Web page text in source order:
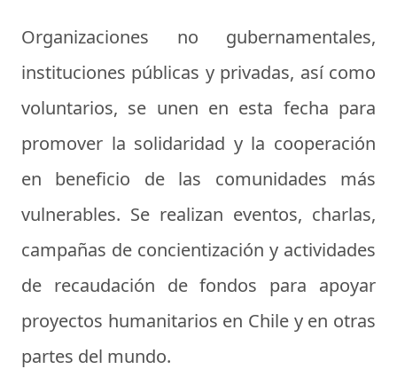
Organizaciones no gubernamentales,
instituciones públicas y privadas, así como
voluntarios, se unen en esta fecha para
promover la solidaridad y la cooperación
en beneficio de las comunidades más
vulnerables. Se realizan eventos, charlas,
campañas de concientización y actividades
de recaudación de fondos para apoyar
proyectos humanitarios en Chile y en otras
partes del mundo.